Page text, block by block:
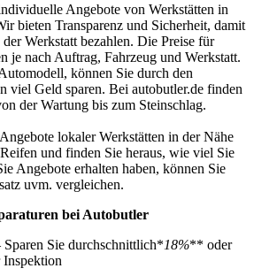
Angebote von Werkstätten in
bieten Transparenz und Sicherheit, damit
Werkstatt bezahlen. Die Preise für
je nach Auftrag, Fahrzeug und Werkstatt.
können Sie durch den
viel Geld sparen. Bei autobutler.de finden
der Wartung bis zum Steinschlag.
lokaler Werkstätten in der Nähe
und finden Sie heraus, wie viel Sie
Angebote erhalten haben, können Sie
uvm. vergleichen.
bei Autobutler
Sparen Sie durchschnittlich*18%** oder